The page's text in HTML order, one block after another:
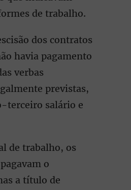
de trabalho.
dos contratos
havia pagamento
verbas
previstas,
terceiro salário e
de trabalho, os
o
a título de